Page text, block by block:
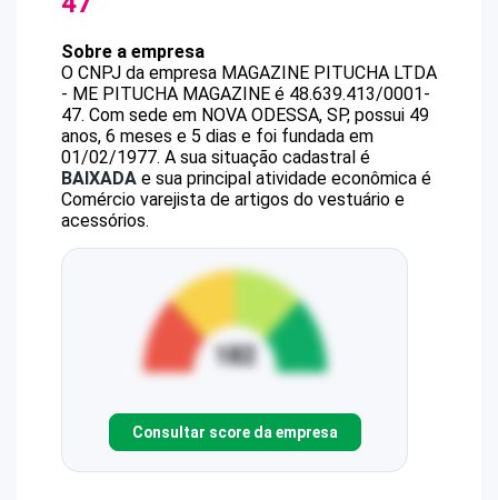
Sobre a empresa
O CNPJ da empresa MAGAZINE PITUCHA LTDA
- ME PITUCHA MAGAZINE é 48.639.413/0001-
47. Com sede em NOVA ODESSA, SP, possui 49
anos, 6 meses e 5 dias e foi fundada em
01/02/1977. A sua situação cadastral é
BAIXADA e sua principal atividade econômica é
Comércio varejista de artigos do vestuário e
acessórios.
Consultar score da empresa